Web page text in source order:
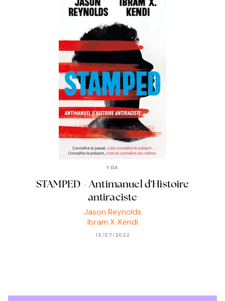
YRA
STAMPED - Antimanuel d'Histoire
antiraciste
Jason Reynolds
Ibram X. Kendi
15/07/2022